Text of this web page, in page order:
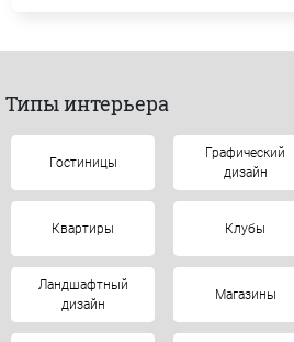
Типы интерьера
Гостиницы
Графический
дизайн
Квартиры Клубы
Ландшафтный
дизайн
Магазины